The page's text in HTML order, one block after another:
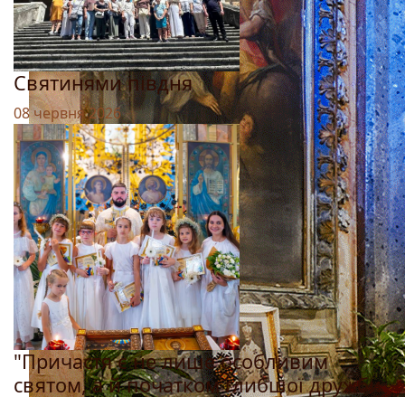
Святинями півдня
08 червня 2026
"Причастя є не лише особливим
святом, а й початком глибшої дружби